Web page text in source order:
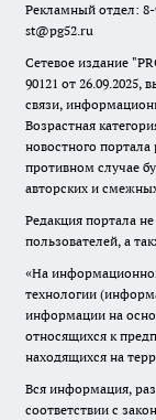
Рекламный отдел: 8-
st@pg52.ru
Сетевое издание "
90121 от
связи,
Возрастная
новостного портала
противном случае
авторских и
Редакция портала
пользователей, а
«На
технологии
информации на
относящихся к
находящихся на
Вся информация,
соответствии с